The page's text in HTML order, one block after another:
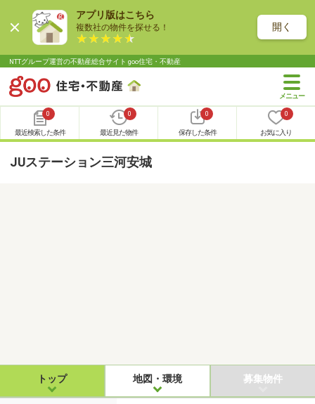
アプリ版はこちら
複数社の物件を探せる！ 開く
NTTグループ運営の不動産総合サイト goo住宅・不動産
0
最近検索した条件
0
最近見た物件
0
保存した条件
0
お気に入り
JUステーション三河安城
トップ 地図・環境 募集物件